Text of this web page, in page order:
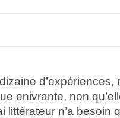
d’expériences,
enivrante, non
littérateur n’a besoin